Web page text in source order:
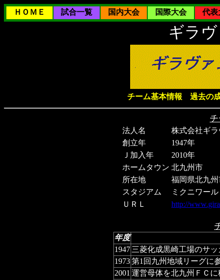
ＨＯＭＥ 試合一覧 国内大会 国際大会 代表
ギラ
チーム基本情報 過去の
法人名
株式会社ギ
創立年
1947年
Ｊ加入年
2010年
ホームタウン 北九州市
所在地
福岡県北九
スタジアム
ミクニワー
ＵＲＬ
http://
年度
1947 三菱化成黒崎工場のサ
1973 第1回九州地域リーグに
2001 運営母体を北九州ＦＣ